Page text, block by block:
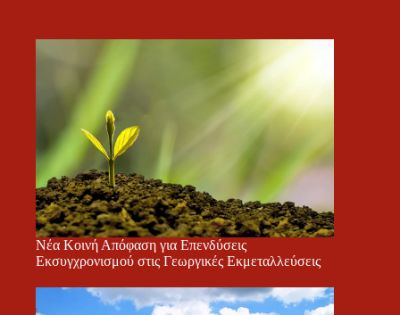
Νέα Κοινή Απόφαση για Επενδύσεις
Εκσυγχρονισμού στις Γεωργικές Εκμεταλλεύσεις